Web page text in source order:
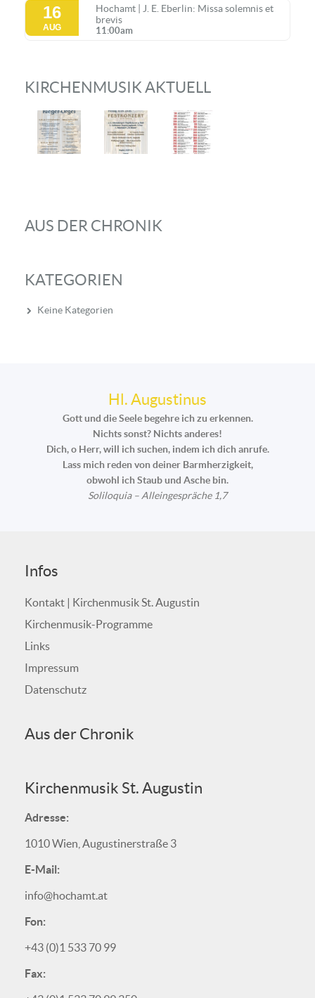
16
AUG
Hochamt | J. E. Eberlin: Missa solemnis et
brevis
11:00am
KIRCHENMUSIK AKTUELL
AUS DER CHRONIK
KATEGORIEN
Keine Kategorien
Hl. Augustinus
Gott und die Seele begehre ich zu erkennen.
Nichts sonst? Nichts anderes!
Dich, o Herr, will ich suchen, indem ich dich anrufe.
Lass mich reden von deiner Barmherzigkeit,
obwohl ich Staub und Asche bin.
Soliloquia – Alleingespräche 1,7
Infos
Kontakt | Kirchenmusik St. Augustin
Kirchenmusik-Programme
Links
Impressum
Datenschutz
Aus der Chronik
Kirchenmusik St. Augustin
Adresse:
1010 Wien, Augustinerstraße 3
E-Mail:
info@hochamt.at
Fon:
+43 (0)1 533 70 99
Fax: